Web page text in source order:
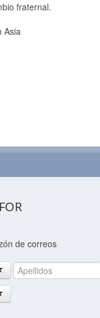
fraternal.
Asia
de correos